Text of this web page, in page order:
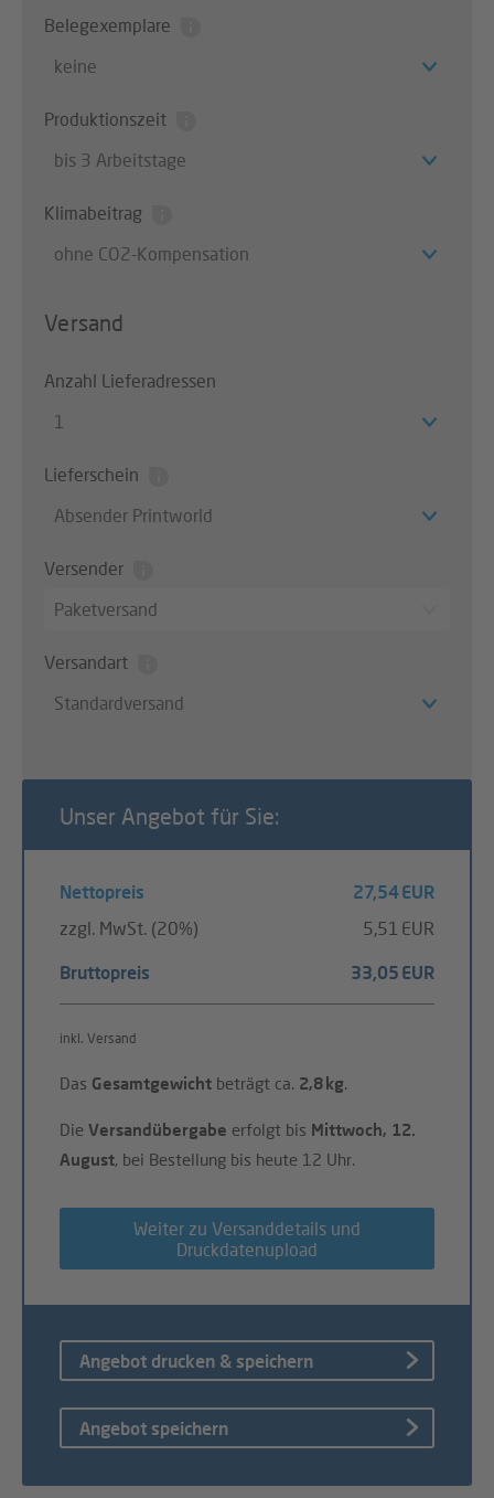
Belegexemplare
keine
Produktionszeit
bis 3 Arbeitstage
Klimabeitrag
ohne CO2-Kompensation
Versand
Anzahl Lieferadressen
1
Lieferschein
Absender Printworld
Versender
Paketversand
Versandart
Standardversand
Unser Angebot für Sie:
Nettopreis
27,54 EUR
zzgl. MwSt. (20%)
5,51 EUR
Bruttopreis 33,05 EUR
inkl. Versand
Das Gesamtgewicht beträgt ca. 2,8 kg.
Die Versandübergabe erfolgt bis Mittwoch, 12.
August, bei Bestellung bis heute 12 Uhr.
Weiter zu Versanddetails und
Druckdatenupload
Angebot drucken & speichern
Angebot speichern